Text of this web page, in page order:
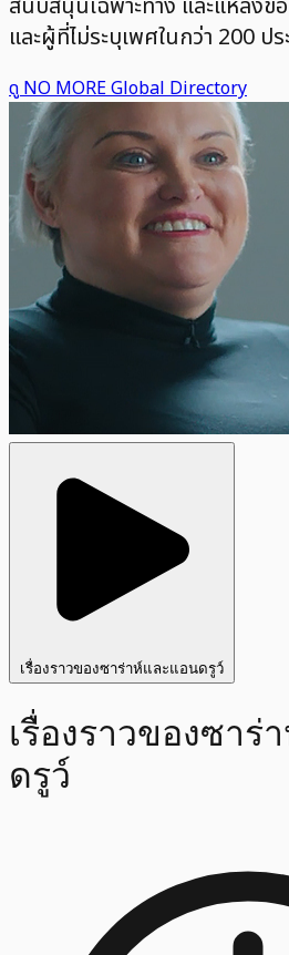
และผู้ที่ไม่ระบุเพศในกว่า 200 ป
ดู NO MORE Global Directory
เรื่องราวของซาร่าห์และแอนดรูว์
เรื่องราวของซาร่
ดรูว์